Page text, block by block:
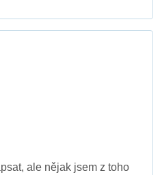
ale nějak jsem z toho